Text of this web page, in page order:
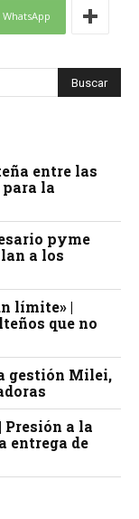
WhatsApp
entre las
la
pyme
a los
límite» |
que no
gestión Milei,
Presión a la
entrega de